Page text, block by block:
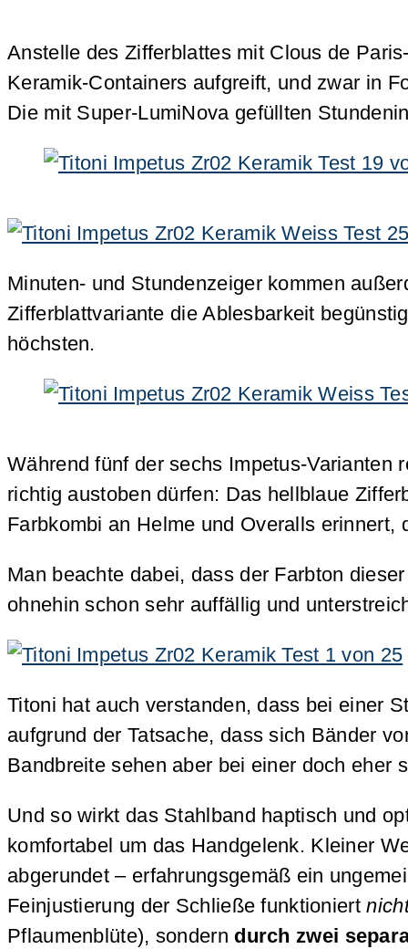
Anstelle des Zifferblattes mit Clous de
Keramik-Containers aufgreift, und zwar in
Die mit Super-LumiNova gefüllten
Minuten- und Stundenzeiger kommen
Zifferblattvariante die Ablesbarkeit
höchsten.
Während fünf der sechs Impetus-
richtig austoben dürfen: Das hellblaue
Farbkombi an Helme und Overalls
Man beachte dabei, dass der Farbton
ohnehin schon sehr auffällig und
Titoni hat auch verstanden, dass bei einer
aufgrund der Tatsache, dass sich Bänder
Bandbreite sehen aber bei einer doch eher
Und so wirkt das Stahlband haptisch und
komfortabel um das Handgelenk. Kleiner
abgerundet – erfahrungsgemäß ein
Feinjustierung der Schließe funktioniert
Pflaumenblüte), sondern durch zwei